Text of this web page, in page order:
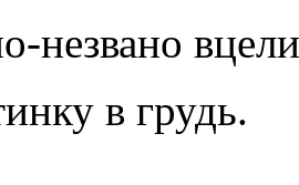
незвано
в грудь.